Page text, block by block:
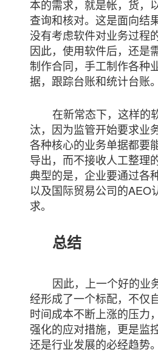
本的需求，就是帐，货，
查询和核对。这是面向结
没有考虑软件对业务过程
因此，使用软件后，还是
制作合同，手工制作各种
据，跟踪台账和统计台账。
在新常态下，这样的
汰，因为监管开始要求业
各种核心的业务单据都要
导出，而不接收人工整理
典型的是，企业要通过各
以及国际贸易公司的AEO
求。
总结
因此，上一个好的业
经形成了一个标配，不仅
时间成本不断上涨的压力
强化的应对措施，更是监
还是行业发展的必经趋势